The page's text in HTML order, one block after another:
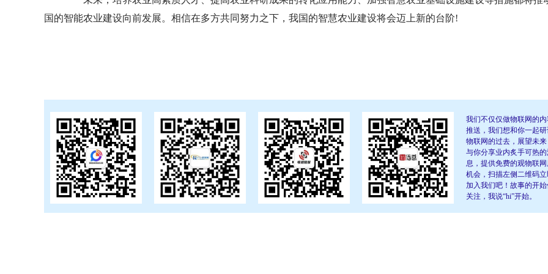
国的智能农业建设向前发展。相信在多方共同努力之下，我国的智慧农业建设将会迈上新的台阶!
我们不仅仅做物联网的
推送，我们想和你一起
物联网的过去，展望未来
与你分享业内炙手可热
息，提供免费的观物联网
机会，扫描左侧二维码立
加入我们吧！故事的开
关注，我说“hi”开始。